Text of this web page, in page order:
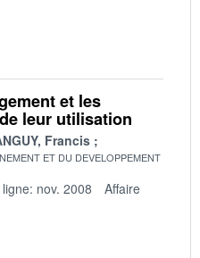
et les
leur utilisation
Francis
ET DU DEVELOPPEMENT
nov. 2008
Affaire